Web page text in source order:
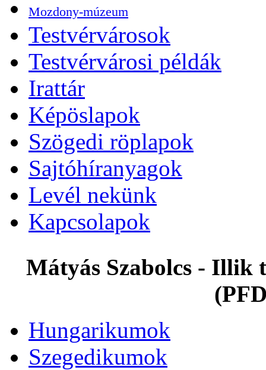
Mozdony-múzeum
Testvérvárosok
Testvérvárosi példák
Irattár
Képöslapok
Szögedi röplapok
Sajtóhíranyagok
Levél nekünk
Kapcsolapok
Mátyás Szabolcs - Illik
Hungarikumok
Szegedikumok